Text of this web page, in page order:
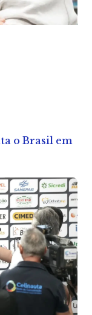
o Brasil em